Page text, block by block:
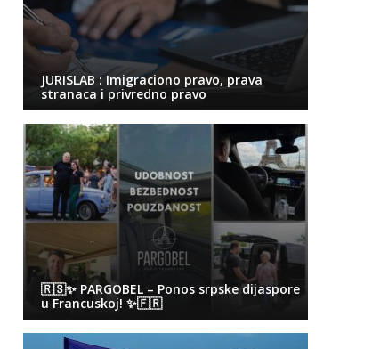
JURISLAB : Imigraciono pravo, prava
stranaca i privredno pravo
🇷🇸✨ PARGOBEL – Ponos srpske dijaspore
u Francuskoj! ✨🇫🇷